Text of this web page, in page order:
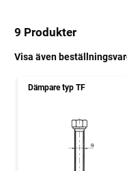
9 Produkter
Visa även
Dämpare typ TF